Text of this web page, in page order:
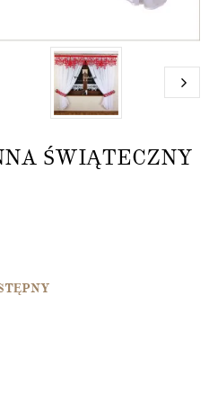
ŚWIĄTECZNY